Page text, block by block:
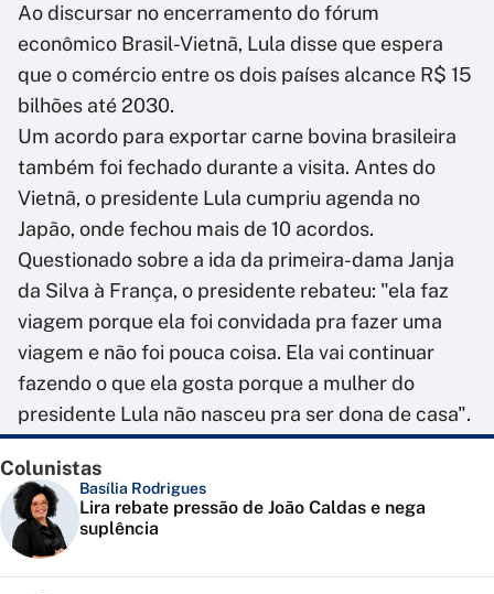
Ao discursar no encerramento do fórum
econômico Brasil-Vietnã, Lula disse que espera
que o comércio entre os dois países alcance R$ 15
bilhões até 2030.
Um acordo para exportar carne bovina brasileira
também foi fechado durante a visita. Antes do
Vietnã, o presidente Lula cumpriu agenda no
Japão, onde fechou mais de 10 acordos.
Questionado sobre a ida da primeira-dama Janja
da Silva à França, o presidente rebateu: "ela faz
viagem porque ela foi convidada pra fazer uma
viagem e não foi pouca coisa. Ela vai continuar
fazendo o que ela gosta porque a mulher do
presidente Lula não nasceu pra ser dona de casa".
Colunistas
Basília Rodrigues
Lira rebate pressão de João Caldas e nega
suplência